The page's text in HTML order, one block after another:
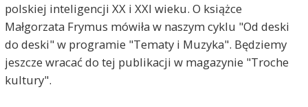
polskiej inteligencji XX i XXI wieku. O książce
Małgorzata Frymus mówiła w naszym cyklu "Od deski
do deski" w programie "Tematy i Muzyka". Będziemy
jeszcze wracać do tej publikacji w magazynie "Troche
kultury".